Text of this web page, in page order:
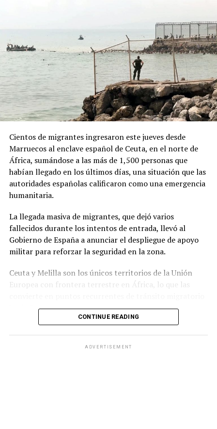
como al Partido Demócrata de Estados Unidos.
ADVERTISEMENT
responde a “recientes manifestaciones de hostilidad
contra la República Argentina y los argentinos”, y
afirmaron que “quien ataque a la República Argentina
no es bienvenido en nuestro país”.
La normativa deberá ahora pasar por la revisión del
su continuidad.
Cientos de migrantes ingresaron este jueves desde
Marruecos al enclave español de Ceuta, en el norte de
África, sumándose a las más de 1,500 personas que
habían llegado en los últimos días, una situación que las
autoridades españolas calificaron como una emergencia
humanitaria.
La llegada masiva de migrantes, que dejó varios
fallecidos durante los intentos de entrada, llevó al
Gobierno de España a anunciar el despliegue de apoyo
militar para reforzar la seguridad en la zona.
Ceuta y Melilla son los únicos territorios de la Unión
Europea con frontera terrestre en África, lo que las
hacia Europa.
CONTINUE READING
ADVERTISEMENT